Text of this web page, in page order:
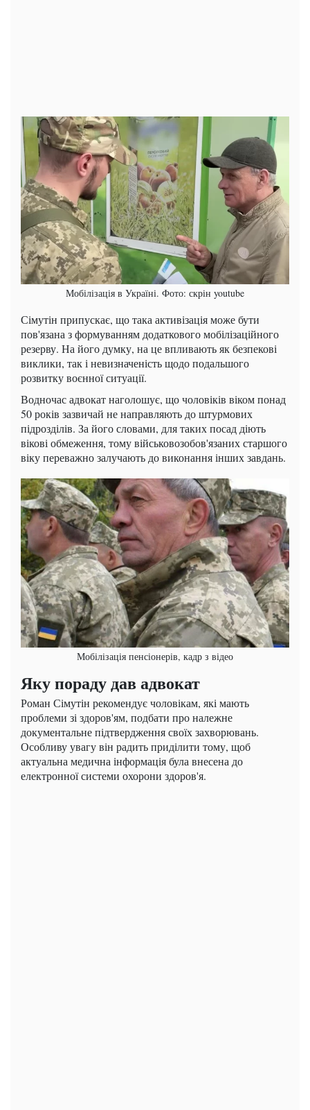
Мобілізація в Україні. Фото: скрін youtube
Сімутін припускає, що така активізація може бути
пов'язана з формуванням додаткового мобілізаційного
резерву. На його думку, на це впливають як безпекові
виклики, так і невизначеність щодо подальшого
розвитку воєнної ситуації.
Водночас адвокат наголошує, що чоловіків віком понад
50 років зазвичай не направляють до штурмових
підрозділів. За його словами, для таких посад діють
вікові обмеження, тому військовозобов'язаних старшого
віку переважно залучають до виконання інших завдань.
Мобілізація пенсіонерів, кадр з відео
Яку пораду дав адвокат
Роман Сімутін рекомендує чоловікам, які мають
проблеми зі здоров'ям, подбати про належне
документальне підтвердження своїх захворювань.
Особливу увагу він радить приділити тому, щоб
актуальна медична інформація була внесена до
електронної системи охорони здоров'я.